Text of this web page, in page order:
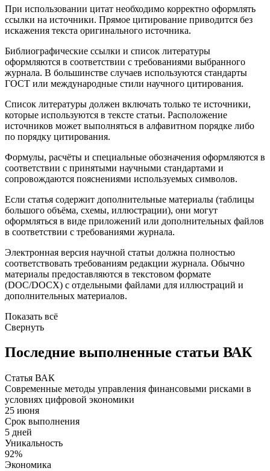
При использовании цитат необходимо корректно оформлять
ссылки на источники. Прямое цитирование приводится без
искажения текста оригинального источника.
Библиографические ссылки и список литературы
оформляются в соответствии с требованиями выбранного
журнала. В большинстве случаев используются стандарты
ГОСТ или международные стили научного цитирования.
Список литературы должен включать только те источники,
которые используются в тексте статьи. Расположение
источников может выполняться в алфавитном порядке либо
по порядку цитирования.
Формулы, расчёты и специальные обозначения оформляются в
соответствии с принятыми научными стандартами и
сопровождаются пояснениями используемых символов.
Если статья содержит дополнительные материалы (таблицы
большого объёма, схемы, иллюстрации), они могут
оформляться в виде приложений или дополнительных файлов
в соответствии с требованиями журнала.
Электронная версия научной статьи должна полностью
соответствовать требованиям редакции журнала. Обычно
материалы предоставляются в текстовом формате
(DOC/DOCX) с отдельными файлами для иллюстраций и
дополнительных материалов.
Показать всё
Свернуть
Последние выполненные статьи ВАК
Статья ВАК
Современные методы управления финансовыми рисками в
условиях цифровой экономики
25 июня
Срок выполнения
5 дней
Уникальность
92%
Экономика